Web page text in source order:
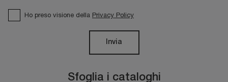
Sfoglia i cataloghi
Ho preso visione della Privacy Policy
Invia